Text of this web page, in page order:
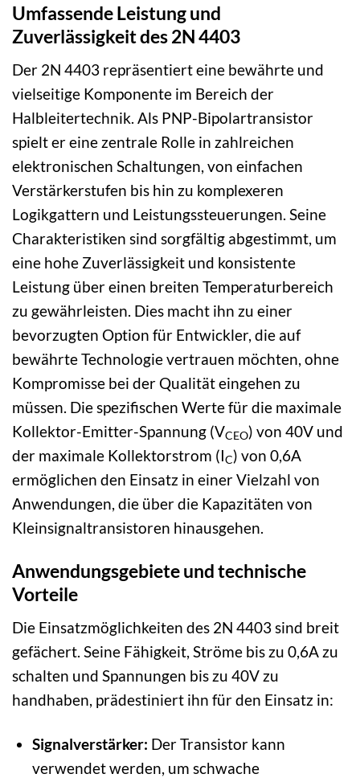
Umfassende Leistung und
Zuverlässigkeit des 2N 4403
Der 2N 4403 repräsentiert eine bewährte und
vielseitige Komponente im Bereich der
Halbleitertechnik. Als PNP-Bipolartransistor
spielt er eine zentrale Rolle in zahlreichen
elektronischen Schaltungen, von einfachen
Verstärkerstufen bis hin zu komplexeren
Logikgattern und Leistungssteuerungen. Seine
Charakteristiken sind sorgfältig abgestimmt, um
eine hohe Zuverlässigkeit und konsistente
Leistung über einen breiten Temperaturbereich
zu gewährleisten. Dies macht ihn zu einer
bevorzugten Option für Entwickler, die auf
bewährte Technologie vertrauen möchten, ohne
Kompromisse bei der Qualität eingehen zu
müssen. Die spezifischen Werte für die maximale
Kollektor-Emitter-Spannung (VCEO) von 40V und
der maximale Kollektorstrom (IC) von 0,6A
ermöglichen den Einsatz in einer Vielzahl von
Anwendungen, die über die Kapazitäten von
Kleinsignaltransistoren hinausgehen.
Anwendungsgebiete und technische
Vorteile
Die Einsatzmöglichkeiten des 2N 4403 sind breit
gefächert. Seine Fähigkeit, Ströme bis zu 0,6A zu
schalten und Spannungen bis zu 40V zu
handhaben, prädestiniert ihn für den Einsatz in:
Signalverstärker: Der Transistor kann
verwendet werden, um schwache